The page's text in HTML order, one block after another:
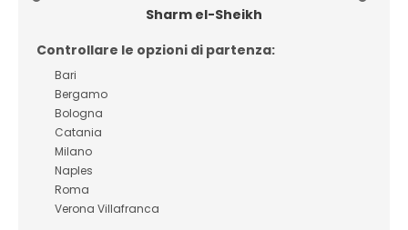
Sharm el-Sheikh
Controllare le opzioni di partenza:
Bari
Bergamo
Bologna
Catania
Milano
Naples
Roma
Verona Villafranca